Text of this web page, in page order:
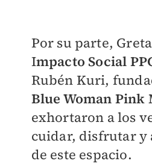
Por su parte,
Impacto Social
Rubén Kuri,
Blue Woman Pink
exhortaron a los
cuidar, disfrutar y
de este espacio.